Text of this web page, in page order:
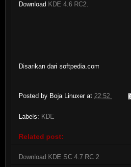
Download KDE 4.6 RC2.
Disarikan dari softpedia.com
Posted by Boja Linuxer at 22:52
Labels: KDE
Related post:
Download KDE SC 4.7 RC 2